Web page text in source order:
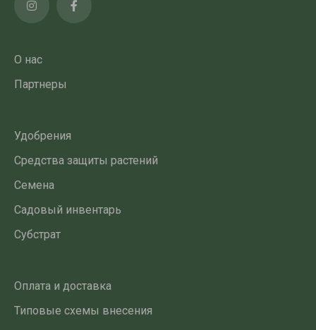
О нас
Партнеры
Удобрения
Средства защиты растений
Семена
Садовый инвентарь
Субстрат
Оплата и доставка
Типовые схемы внесения